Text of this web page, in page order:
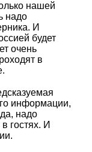
нашей
надо
И
будет
очень
в
информации,
надо
гостях. И